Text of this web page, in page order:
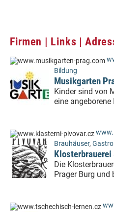
Firmen | Links |
Bildung
Musikgarten
Kinder sind von
eine
Brauhäuser,
Klosterbrauerei
Die
Prager Burg und